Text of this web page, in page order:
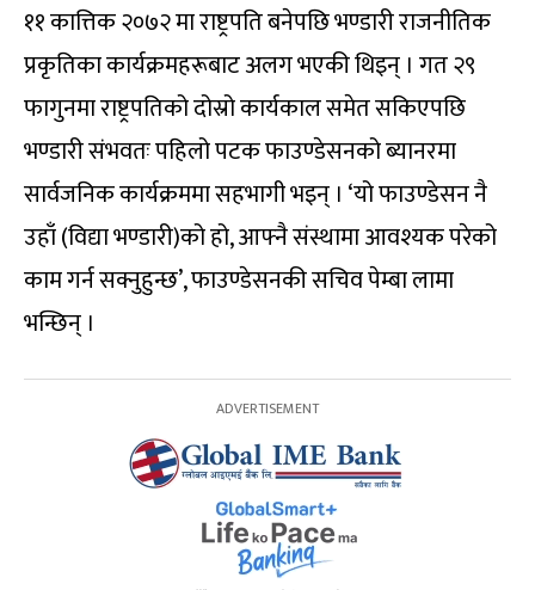
११ कात्तिक २०७२ मा राष्ट्रपति बनेपछि भण्डारी राजनीतिक
प्रकृतिका कार्यक्रमहरूबाट अलग भएकी थिइन् । गत २९
फागुनमा राष्ट्रपतिको दोस्रो कार्यकाल समेत सकिएपछि
भण्डारी संभवतः पहिलो पटक फाउण्डेसनको ब्यानरमा
सार्वजनिक कार्यक्रममा सहभागी भइन् । ‘यो फाउण्डेसन नै
उहाँ (विद्या भण्डारी)को हो, आफ्नै संस्थामा आवश्यक परेको
काम गर्न सक्नुहुन्छ’, फाउण्डेसनकी सचिव पेम्बा लामा
भन्छिन् ।